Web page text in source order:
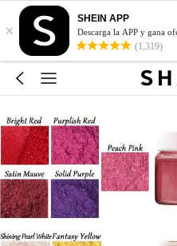
×
SHEIN APP
Descarga la APP y gana
(1,319)